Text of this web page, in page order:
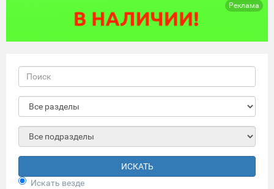
Реклама
ИСКАТЬ
Искать везде